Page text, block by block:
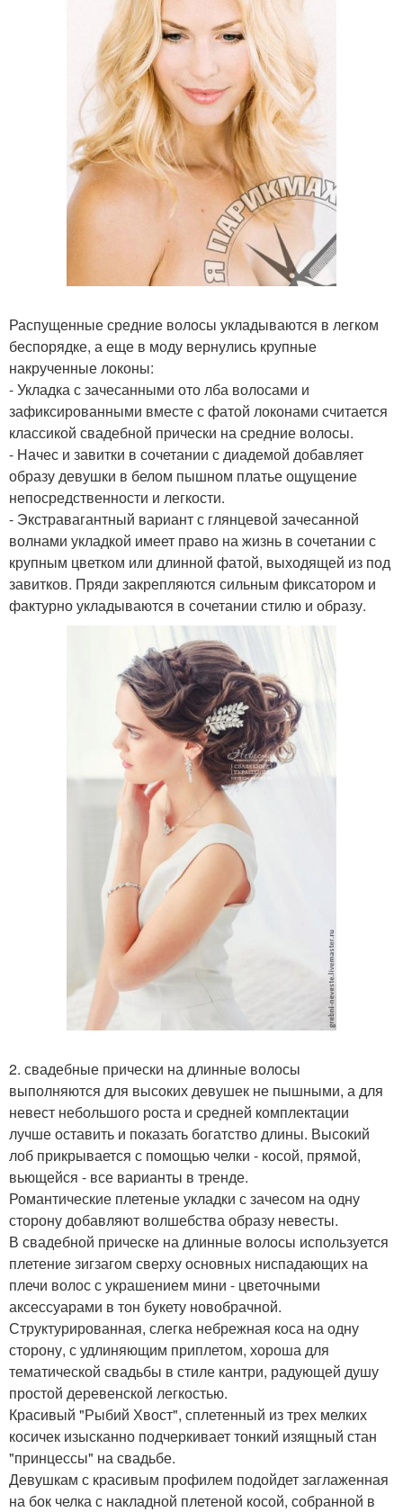
Распущенные средние волосы укладываются в легком
беспорядке, а еще в моду вернулись крупные
накрученные локоны:
- Укладка с зачесанными ото лба волосами и
зафиксированными вместе с фатой локонами считается
классикой свадебной прически на средние волосы.
- Начес и завитки в сочетании с диадемой добавляет
образу девушки в белом пышном платье ощущение
непосредственности и легкости.
- Экстравагантный вариант с глянцевой зачесанной
волнами укладкой имеет право на жизнь в сочетании с
крупным цветком или длинной фатой, выходящей из под
завитков. Пряди закрепляются сильным фиксатором и
фактурно укладываются в сочетании стилю и образу.
2. свадебные прически на длинные волосы
выполняются для высоких девушек не пышными, а для
невест небольшого роста и средней комплектации
лучше оставить и показать богатство длины. Высокий
лоб прикрывается с помощью челки - косой, прямой,
вьющейся - все варианты в тренде.
Романтические плетеные укладки с зачесом на одну
сторону добавляют волшебства образу невесты.
В свадебной прическе на длинные волосы используется
плетение зигзагом сверху основных ниспадающих на
плечи волос с украшением мини - цветочными
аксессуарами в тон букету новобрачной.
Структурированная, слегка небрежная коса на одну
сторону, с удлиняющим приплетом, хороша для
тематической свадьбы в стиле кантри, радующей душу
простой деревенской легкостью.
Красивый "Рыбий Хвост", сплетенный из трех мелких
косичек изысканно подчеркивает тонкий изящный стан
"принцессы" на свадьбе.
Девушкам с красивым профилем подойдет заглаженная
на бок челка с накладной плетеной косой, собранной в